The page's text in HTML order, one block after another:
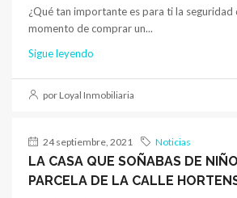
¿Qué tan importante es para ti la seguridad
momento de comprar un...
Sigue leyendo
por Loyal Inmobiliaria
24 septiembre, 2021 Noticias
LA CASA QUE SOÑABAS DE
PARCELA DE LA CALLE